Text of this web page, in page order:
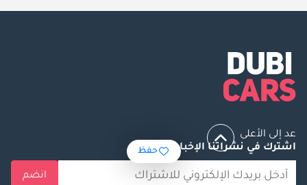
حفظ
عد إلى الأعلى
اشترك في نشراتنا الإخبارية
انضم